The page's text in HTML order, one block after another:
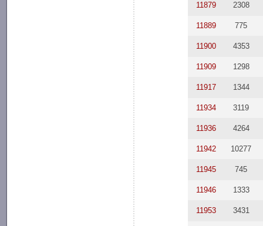
11879 2308
11889 775
11900 4353
11909 1298
11917 1344
11934 3119
11936 4264
11942 10277
11945 745
11946 1333
11953 3431